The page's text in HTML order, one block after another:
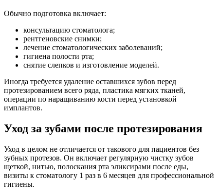
Обычно подготовка включает:
консультацию стоматолога;
рентгеновские снимки;
лечение стоматологических заболеваний;
гигиена полости рта;
снятие слепков и изготовление моделей.
Иногда требуется удаление оставшихся зубов перед
протезированием всего ряда, пластика мягких тканей,
операции по наращиванию кости перед установкой
имплантов.
Уход за зубами после протезирования
Уход в целом не отличается от такового для пациентов без
зубных протезов. Он включает регулярную чистку зубов
щеткой, нитью, полоскания рта эликсирами после еды,
визиты к стоматологу 1 раз в 6 месяцев для профессиональной
гигиены.